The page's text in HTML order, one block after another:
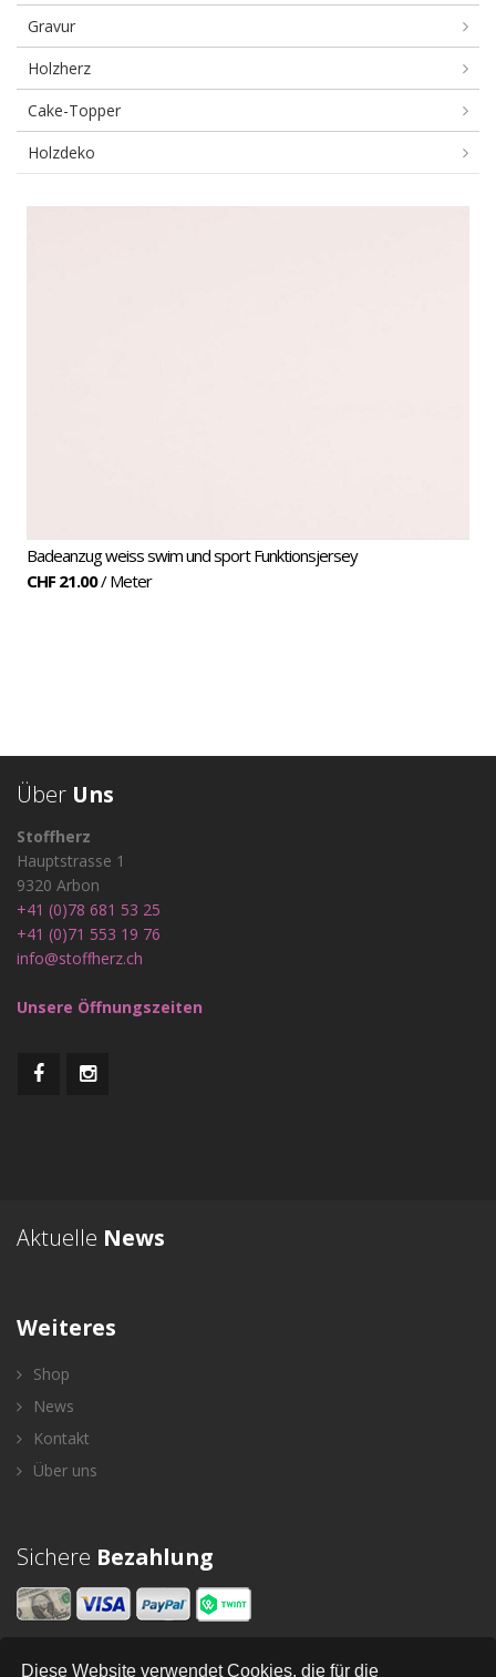
Diese Website verwendet Cookies, die für die
Gravur
Holzherz
Cake-Topper
Holzdeko
Badeanzug
Badeanzug weiss swim und sport Funktionsjersey
CHF 21.00/ Meter
Über Uns
Stoffherz
Hauptstrasse 1
9320 Arbon
+41 (0)78 681 53 25
+41 (0)71 553 19 76
info@stoffherz.ch
Unsere Öffnungszeiten
Aktuelle News
Weiteres
Shop
News
Kontakt
Über uns
Sichere Bezahlung